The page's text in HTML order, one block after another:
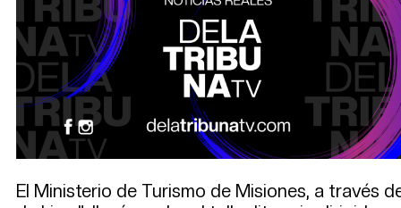
El Ministerio de Turismo de Misiones, a través